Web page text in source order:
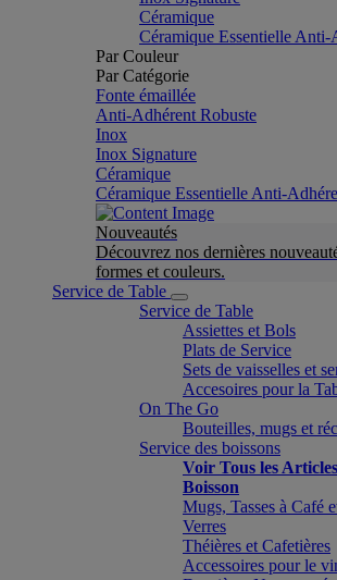
Céramique
Céramique Essentielle Anti-
Par Couleur
Par Catégorie
Fonte émaillée
Anti-Adhérent Robuste
Inox
Inox Signature
Céramique
Céramique Essentielle Anti-
Nouveautés
Découvrez nos dernières
formes et couleurs.
Service de Table
Service de Table
Assiettes et Bols
Plats de Service
Sets de vaisselles et
Accesoires pour la
On The Go
Bouteilles, mugs et
Service des boissons
Voir Tous les
Boisson
Mugs, Tasses à Café
Verres
Théières et Cafetières
Accessoires pour le